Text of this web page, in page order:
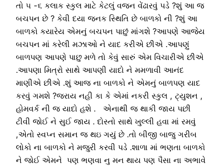
તો ૫ -૬ કલાક સ્કુલ માટે કેટલું વજન વેંઢારવું પડે ?શું આ જ
બચપન છે ? કેવી દયા જનક સ્થિતિ છે બાળકો ની ?શું આ
બાળકો કયારેય એમનું બચપન પાછું માંગશે ?આપણે આજેય
બચપન માં કરેલી મઝાઓ ને યાદ કરીએ છીએ .આપણું
બાળપણ આપણે પાછુ મળે તો કેવું સારું એમ વિચારીએ છીએ
.આપણા મિત્રો સાથે આપણી યાદો ને મમળાવી આનંદ
માણીએ છીએ .શું આજ ના બાળકો ને એમનું બાળપણ યાદ
કરવું ગમશે ?જરાય નહી કા કે એમાં નકરી સ્કુલ , ટ્યુશન ,
હોમવર્ક ની જ યાદો હશે . એનાથી જ થાકી જાય પછી
ટીવી જોઈ ને સુઈ જાય . દોસ્તો સાથે ખુલ્લી હવા માં રમવું
,એતો સ્વપ્ન સમાન જ થઇ ગયું છે .તો બીજી બાજુ ગરીબ
લોકો ના બાળકો ને મજુરી કરવી પડે .શાળા માં ભણતા બાળકો
ને જોઈ એમને પણ ભણવા નુ મન થાય પણ પૈસા ના અભાવે